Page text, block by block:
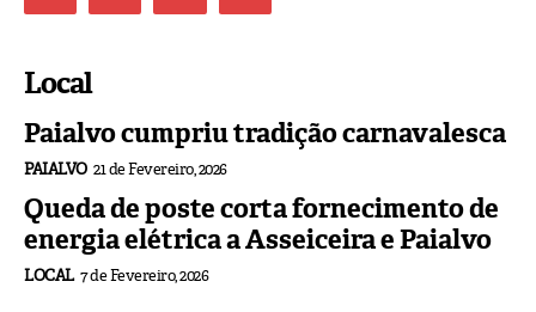
Local
Paialvo cumpriu tradição carnavalesca
PAIALVO 21 de Fevereiro, 2026
Queda de poste corta fornecimento de
energia elétrica a Asseiceira e Paialvo
LOCAL 7 de Fevereiro, 2026